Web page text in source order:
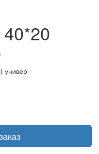
универ